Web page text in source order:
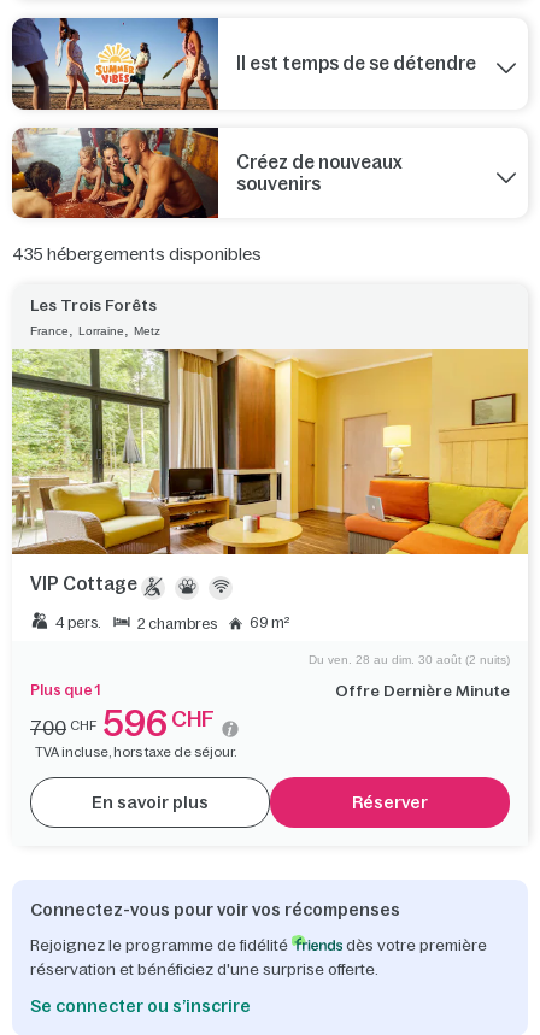
Il est temps de se détendre
Créez de nouveaux
souvenirs
435 hébergements disponibles
Les Trois Forêts
France, Lorraine, Metz
VIP Cottage
4 pers. 2 chambres 69 m²
Plus que 1 Offre Dernière Minute
Du ven. 28 au dim. 30 août (2 nuits)
700 CHF 596 CHF
TVA incluse, hors taxe de séjour.
En savoir plus Réserver
Connectez-vous pour voir vos récompenses
Rejoignez le programme de fidélité
dès votre première
réservation et bénéficiez d'une surprise offerte.
Se connecter ou s’inscrire